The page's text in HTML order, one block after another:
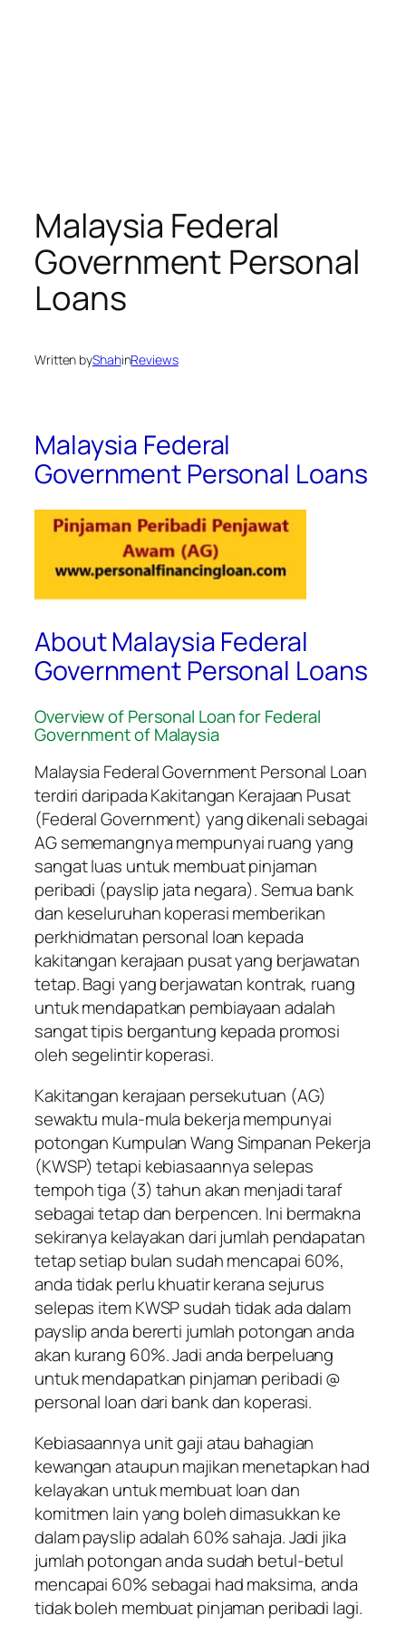
Malaysia Federal
Government Personal
Loans
Written byShahinReviews
Malaysia Federal
Government Personal Loans
About Malaysia Federal
Government Personal Loans
Overview of Personal Loan for Federal
Government of Malaysia
Malaysia Federal Government Personal Loan
terdiri daripada Kakitangan Kerajaan Pusat
(Federal Government) yang dikenali sebagai
AG sememangnya mempunyai ruang yang
sangat luas untuk membuat pinjaman
peribadi (payslip jata negara). Semua bank
dan keseluruhan koperasi memberikan
perkhidmatan personal loan kepada
kakitangan kerajaan pusat yang berjawatan
tetap. Bagi yang berjawatan kontrak, ruang
untuk mendapatkan pembiayaan adalah
sangat tipis bergantung kepada promosi
oleh segelintir koperasi.
Kakitangan kerajaan persekutuan (AG)
sewaktu mula-mula bekerja mempunyai
potongan Kumpulan Wang Simpanan Pekerja
(KWSP) tetapi kebiasaannya selepas
tempoh tiga (3) tahun akan menjadi taraf
sebagai tetap dan berpencen. Ini bermakna
sekiranya kelayakan dari jumlah pendapatan
tetap setiap bulan sudah mencapai 60%,
anda tidak perlu khuatir kerana sejurus
selepas item KWSP sudah tidak ada dalam
payslip anda bererti jumlah potongan anda
akan kurang 60%. Jadi anda berpeluang
untuk mendapatkan pinjaman peribadi @
personal loan dari bank dan koperasi.
Kebiasaannya unit gaji atau bahagian
kewangan ataupun majikan menetapkan had
kelayakan untuk membuat loan dan
komitmen lain yang boleh dimasukkan ke
dalam payslip adalah 60% sahaja. Jadi jika
jumlah potongan anda sudah betul-betul
mencapai 60% sebagai had maksima, anda
tidak boleh membuat pinjaman peribadi lagi.